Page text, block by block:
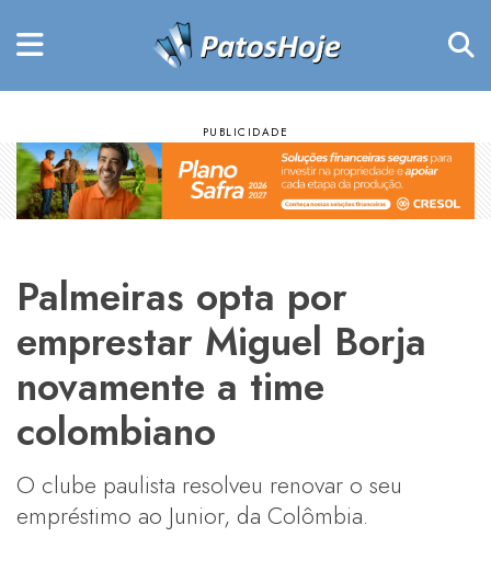
Palmeiras opta por
emprestar Miguel Borja
novamente a time
colombiano
O clube paulista resolveu renovar o seu
empréstimo ao Junior, da Colômbia.